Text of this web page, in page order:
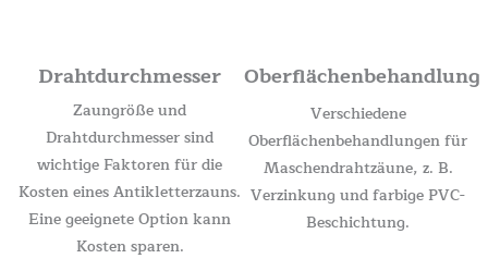
Drahtdurchmesser
Zaungröße und
Drahtdurchmesser sind
wichtige Faktoren für die
Kosten eines Antikletterzauns.
Eine geeignete Option kann
Kosten sparen.
Oberflächenbehandlung
Verschiedene
Oberflächenbehandlungen für
Maschendrahtzäune, z. B.
Verzinkung und farbige PVC-
Beschichtung.